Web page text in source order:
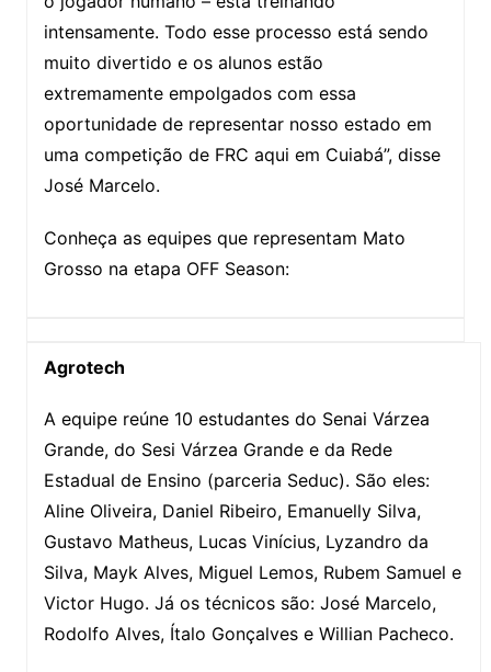
intensamente. Todo esse processo está sendo
muito divertido e os alunos estão
extremamente empolgados com essa
oportunidade de representar nosso estado em
uma competição de FRC aqui em Cuiabá”, disse
José Marcelo.
Conheça as equipes que representam Mato
Grosso na etapa OFF Season:
Agrotech
A equipe reúne 10 estudantes do Senai Várzea
Grande, do Sesi Várzea Grande e da Rede
Estadual de Ensino (parceria Seduc). São eles:
Aline Oliveira, Daniel Ribeiro, Emanuelly Silva,
Gustavo Matheus, Lucas Vinícius, Lyzandro da
Silva, Mayk Alves, Miguel Lemos, Rubem Samuel e
Victor Hugo. Já os técnicos são: José Marcelo,
Rodolfo Alves, Ítalo Gonçalves e Willian Pacheco.